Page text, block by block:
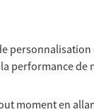
performance de
moment en